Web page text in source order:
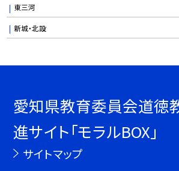
東三河
新城・北設
愛知県教育委員会道徳
進サイト「モラルBOX」
サイトマップ